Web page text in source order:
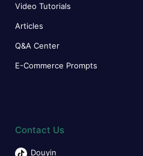
Video Tutorials
Articles
Q&A Center
E-Commerce Prompts
Contact Us
Douyin